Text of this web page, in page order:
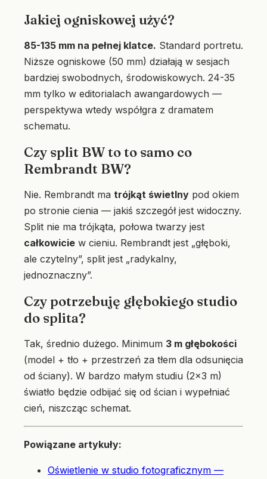
Jakiej ogniskowej użyć?
85-135 mm na pełnej klatce. Standard portretu.
Niższe ogniskowe (50 mm) działają w sesjach
bardziej swobodnych, środowiskowych. 24-35
mm tylko w editorialach awangardowych —
perspektywa wtedy współgra z dramatem
schematu.
Czy split BW to to samo co
Rembrandt BW?
Nie. Rembrandt ma trójkąt świetlny pod okiem
po stronie cienia — jakiś szczegół jest widoczny.
Split nie ma trójkąta, połowa twarzy jest
całkowicie w cieniu. Rembrandt jest „głęboki,
ale czytelny”, split jest „radykalny,
jednoznaczny”.
Czy potrzebuję głębokiego studio
do splita?
Tak, średnio dużego. Minimum 3 m głębokości
(model + tło + przestrzeń za tłem dla odsunięcia
od ściany). W bardzo małym studiu (2×3 m)
światło będzie odbijać się od ścian i wypełniać
cień, niszcząc schemat.
Powiązane artykuły:
Oświetlenie w studio fotograficznym —